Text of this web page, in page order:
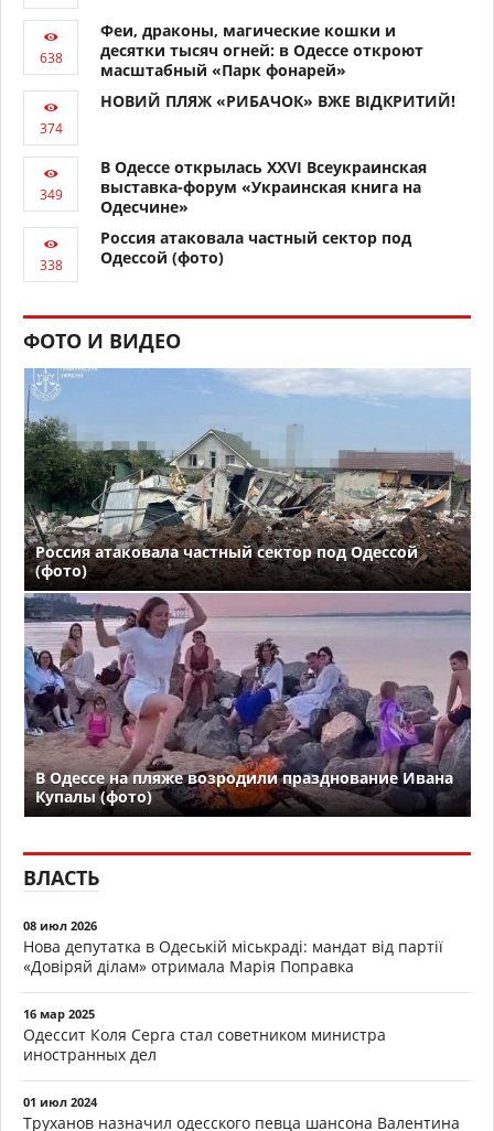
Феи, драконы, магические кошки и
десятки тысяч огней: в Одессе откроют
масштабный «Парк фонарей»
НОВИЙ ПЛЯЖ «РИБАЧОК» ВЖЕ ВІДКРИТИЙ!
В Одессе открылась XXVI Всеукраинская
выставка-форум «Украинская книга на
Одесчине»
Россия атаковала частный сектор под
Одессой (фото)
ФОТО И ВИДЕО
Россия атаковала частный сектор под Одессой
(фото)
В Одессе на пляже возродили празднование Ивана
Купалы (фото)
ВЛАСТЬ
08 июл 2026
Нова депутатка в Одеській міськраді: мандат від партії
«Довіряй ділам» отримала Марія Поправка
16 мар 2025
Одессит Коля Серга стал советником министра
иностранных дел
01 июл 2024
Труханов назначил одесского певца шансона Валентина